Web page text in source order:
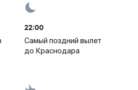
22:00
Самый поздний вылет
до Краснодара